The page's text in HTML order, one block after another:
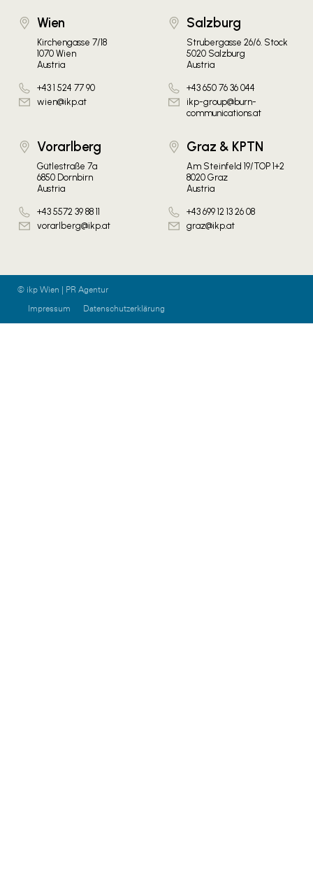
Wien
Kirchengasse 7/18
1070 Wien
Austria
+43 1 524 77 90
wien@ikp.at
Salzburg
Strubergasse 26/6. Stock
5020 Salzburg
Austria
+43 650 76 36 044
ikp-group@burn-
communications.at
Vorarlberg
Gütlestraße 7a
6850 Dornbirn
Austria
+43 5572 39 88 11
vorarlberg@ikp.at
Graz & KPTN
Am Steinfeld 19/TOP 1+2
8020 Graz
Austria
+43 699 12 13 26 08
graz@ikp.at
© ikp Wien | PR Agentur
Impressum
Datenschutzerklärung